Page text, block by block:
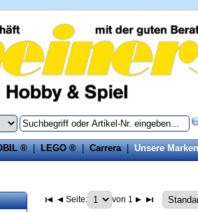
®|LEGO ®|Carrera|Unsere Marken
Seite: von 1